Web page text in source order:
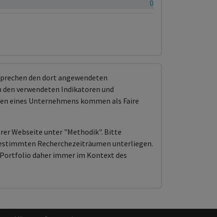
0.86%
den dort angewendeten
verwendeten Indikatoren und
eines Unternehmens kommen als Faire
Webseite unter "Methodik". Bitte
Recherchezeiträumen unterliegen.
daher immer im Kontext des